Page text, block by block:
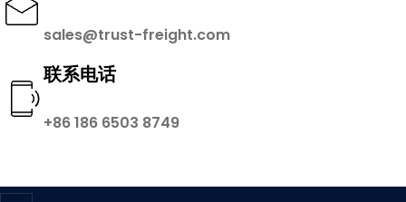
sales@trust-freight.com
联系电话
+86 186 6503 8749